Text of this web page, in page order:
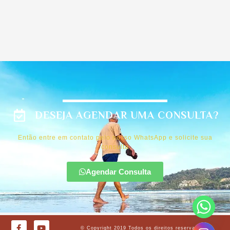
DESEJA AGENDAR UMA CONSULTA?
Então entre em contato pelo nosso WhatsApp e solicite sua
consulta
Agendar Consulta
F Y © Copyright 2019 Todos os direitos reservados